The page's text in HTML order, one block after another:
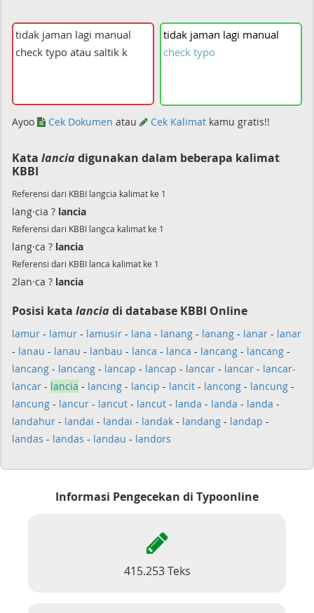
tidak jaman lagi manual
check typo
Ayoo Cek Dokumen atau Cek Kalimat kamu gratis!!
Kata lanciadigunakan dalam beberapa kalimat
KBBI
Referensi dari KBBI langcia kalimat ke 1
lang·cia ? lancia
Referensi dari KBBI langca kalimat ke 1
lang·ca ? lancia
Referensi dari KBBI lanca kalimat ke 1
2lan·ca ? lancia
Posisi kata lanciadi database KBBI Online
lamur - lamur - lamusir - lana - lanang - lanang - lanar - lanar
- lanau - lanau - lanbau - lanca - lanca - lancang - lancang -
lancang - lancang - lancap - lancap - lancar - lancar - lancar-
lancar - lancia - lancing - lancip - lancit - lancong - lancung -
lancung - lancur - lancut - lancut - landa - landa - landa -
landahur - landai - landai - landak - landang - landap -
landas - landas - landau - landors
Informasi Pengecekan di Typoonline
415.253 Teks